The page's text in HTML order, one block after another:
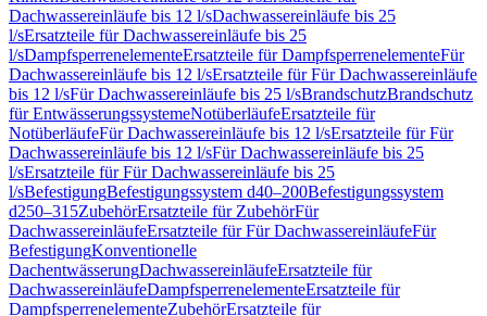
Dachwassereinläufe bis 12 l/sDachwassereinläufe bis 25
l/sErsatzteile für Dachwassereinläufe bis 25
l/sDampfsperrenelementeErsatzteile für DampfsperrenelementeFür
Dachwassereinläufe bis 12 l/sErsatzteile für Für Dachwassereinläufe
bis 12 l/sFür Dachwassereinläufe bis 25 l/sBrandschutzBrandschutz
für EntwässerungssystemeNotüberläufeErsatzteile für
NotüberläufeFür Dachwassereinläufe bis 12 l/sErsatzteile für Für
Dachwassereinläufe bis 12 l/sFür Dachwassereinläufe bis 25
l/sErsatzteile für Für Dachwassereinläufe bis 25
l/sBefestigungBefestigungssystem d40–200Befestigungssystem
d250–315ZubehörErsatzteile für ZubehörFür
DachwassereinläufeErsatzteile für Für DachwassereinläufeFür
BefestigungKonventionelle
DachentwässerungDachwassereinläufeErsatzteile für
DachwassereinläufeDampfsperrenelementeErsatzteile für
DampfsperrenelementeZubehörErsatzteile für